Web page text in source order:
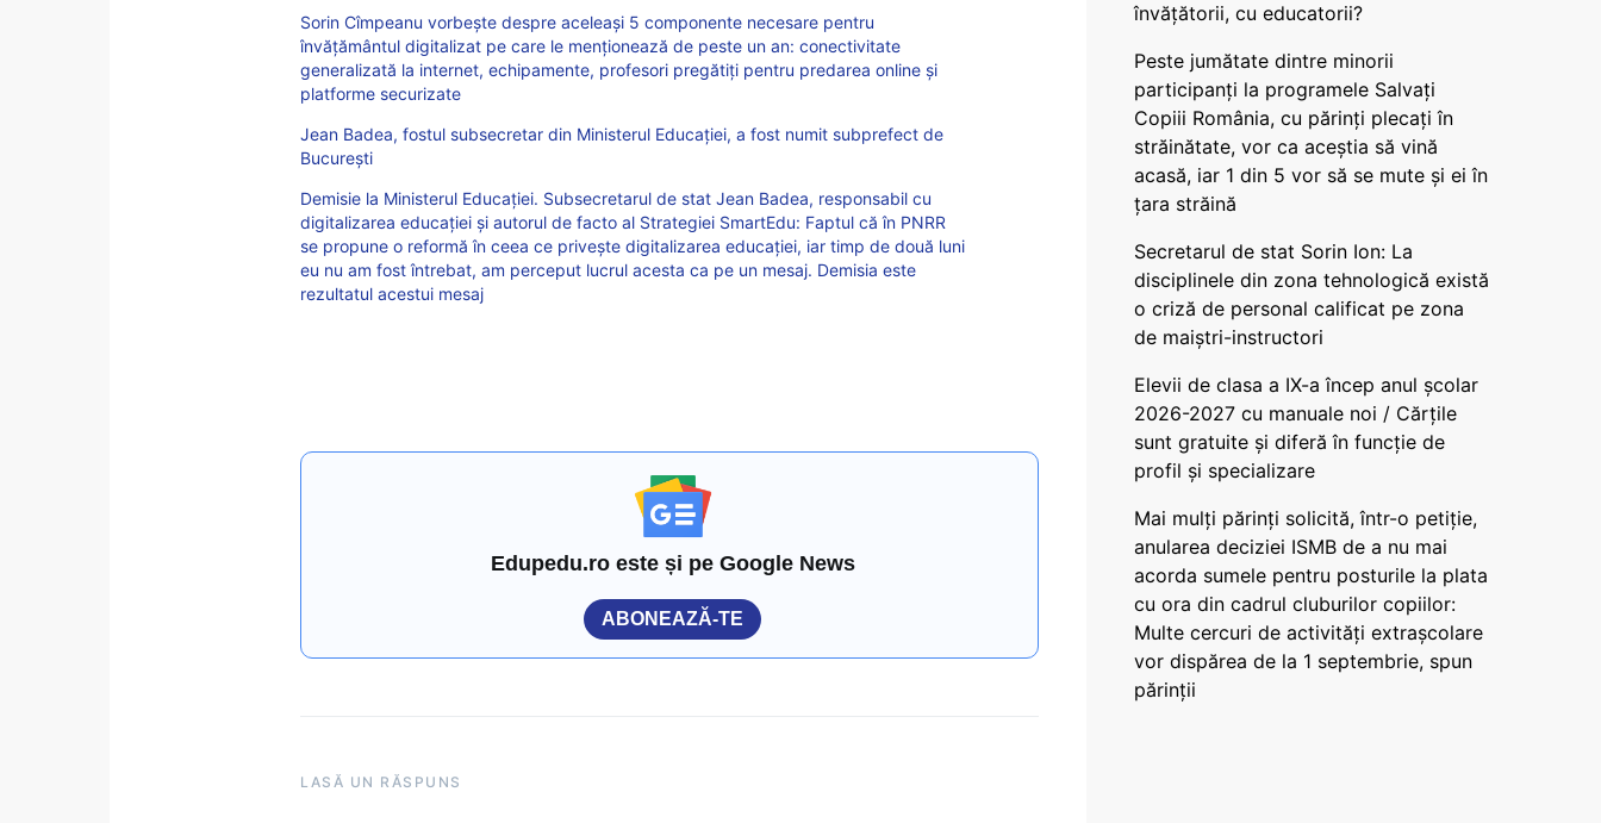
Sorin Cîmpeanu vorbește despre aceleași 5 componente necesare pentru
învăţământul digitalizat pe care le menționează de peste un an: conectivitate
generalizată la internet, echipamente, profesori pregătiţi pentru predarea online și
platforme securizate
Jean Badea, fostul subsecretar din Ministerul Educației, a fost numit subprefect de
București
Demisie la Ministerul Educației. Subsecretarul de stat Jean Badea, responsabil cu
digitalizarea educației și autorul de facto al Strategiei SmartEdu: Faptul că în PNRR
se propune o reformă în ceea ce privește digitalizarea educației, iar timp de două luni
eu nu am fost întrebat, am perceput lucrul acesta ca pe un mesaj. Demisia este
rezultatul acestui mesaj
Edupedu.ro este și pe Google News
ABONEAZĂ-TE
LASĂ UN RĂSPUNS
învățătorii, cu educatorii?
Peste jumătate dintre minorii
participanți la programele Salvați
Copiii România, cu părinți plecați în
străinătate, vor ca aceștia să vină
acasă, iar 1 din 5 vor să se mute și ei în
țara străină
Secretarul de stat Sorin Ion: La
disciplinele din zona tehnologică există
o criză de personal calificat pe zona
de maiștri-instructori
Elevii de clasa a IX-a încep anul școlar
2026-2027 cu manuale noi / Cărțile
sunt gratuite și diferă în funcție de
profil și specializare
Mai mulți părinți solicită, într-o petiție,
anularea deciziei ISMB de a nu mai
acorda sumele pentru posturile la plata
cu ora din cadrul cluburilor copiilor:
Multe cercuri de activități extrașcolare
vor dispărea de la 1 septembrie, spun
părinții